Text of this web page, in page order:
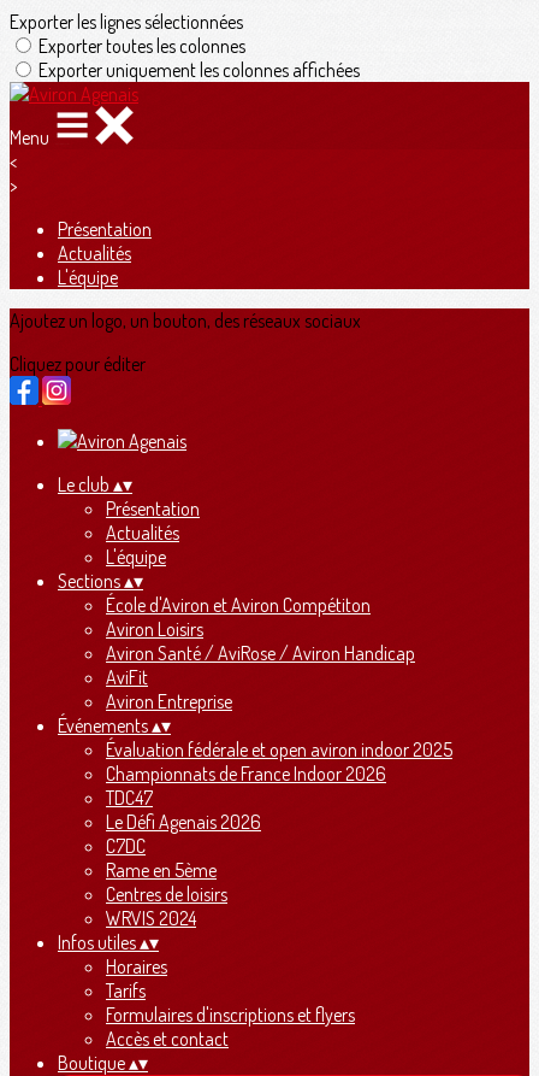
Exporter les lignes sélectionnées
Exporter toutes les colonnes
Exporter uniquement les colonnes affichées
Menu
<
>
Présentation
Actualités
L'équipe
Ajoutez un logo, un bouton, des réseaux sociaux
Cliquez pour éditer
Le club ▴▾
Présentation
Actualités
L'équipe
Sections▴▾
École d'Aviron et Aviron Compétiton
Aviron Loisirs
Aviron Santé / AviRose / Aviron Handicap
AviFit
Aviron Entreprise
Événements▴▾
Évaluation fédérale et open aviron indoor 2025
Championnats de France Indoor 2026
TDC47
Le Défi Agenais 2026
C7DC
Rame en 5ème
Centres de loisirs
WRVIS 2024
Infos utiles▴▾
Horaires
Tarifs
Formulaires d'inscriptions et flyers
Accès et contact
Boutique▴▾